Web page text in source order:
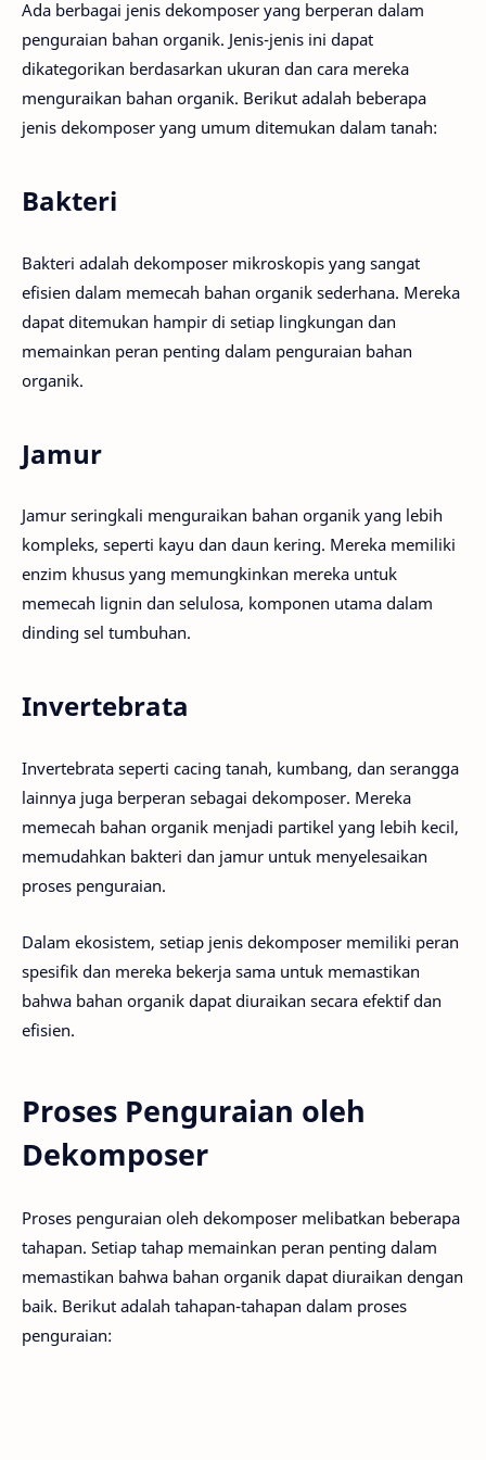
Ada berbagai jenis dekomposer yang berperan dalam
penguraian bahan organik. Jenis-jenis ini dapat
dikategorikan berdasarkan ukuran dan cara mereka
menguraikan bahan organik. Berikut adalah beberapa
jenis dekomposer yang umum ditemukan dalam tanah:
Bakteri
Bakteri adalah dekomposer mikroskopis yang sangat
efisien dalam memecah bahan organik sederhana. Mereka
dapat ditemukan hampir di setiap lingkungan dan
memainkan peran penting dalam penguraian bahan
organik.
Jamur
Jamur seringkali menguraikan bahan organik yang lebih
kompleks, seperti kayu dan daun kering. Mereka memiliki
enzim khusus yang memungkinkan mereka untuk
memecah lignin dan selulosa, komponen utama dalam
dinding sel tumbuhan.
Invertebrata
Invertebrata seperti cacing tanah, kumbang, dan serangga
lainnya juga berperan sebagai dekomposer. Mereka
memecah bahan organik menjadi partikel yang lebih kecil,
memudahkan bakteri dan jamur untuk menyelesaikan
proses penguraian.
Dalam ekosistem, setiap jenis dekomposer memiliki peran
spesifik dan mereka bekerja sama untuk memastikan
bahwa bahan organik dapat diuraikan secara efektif dan
efisien.
Proses Penguraian oleh
Dekomposer
Proses penguraian oleh dekomposer melibatkan beberapa
tahapan. Setiap tahap memainkan peran penting dalam
memastikan bahwa bahan organik dapat diuraikan dengan
baik. Berikut adalah tahapan-tahapan dalam proses
penguraian: